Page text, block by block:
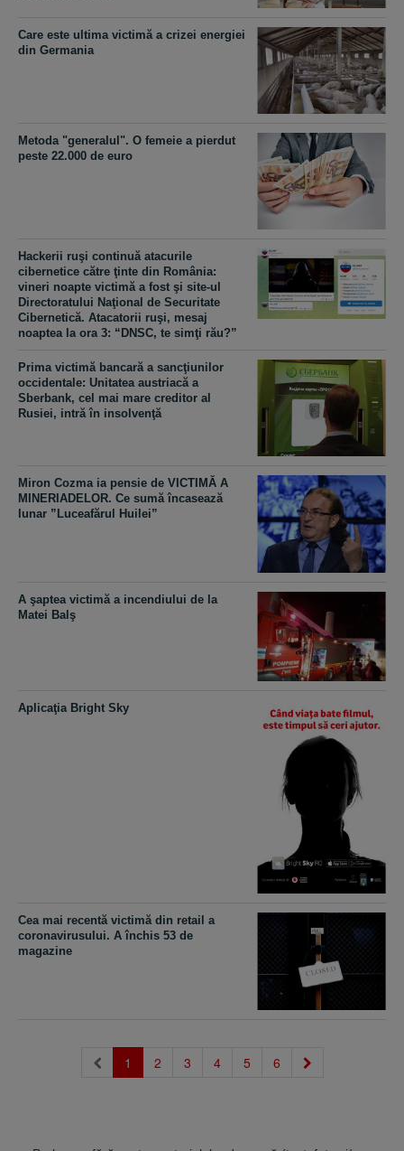
Care este ultima victimă a crizei energiei
din Germania
Metoda "generalul". O femeie a pierdut
peste 22.000 de euro
Hackerii ruşi continuă atacurile
cibernetice către ţinte din România:
vineri noapte victimă a fost şi site-ul
Directoratului Naţional de Securitate
Cibernetică. Atacatorii ruşi, mesaj
noaptea la ora 3: “DNSC, te simţi rău?”
Prima victimă bancară a sancţiunilor
occidentale: Unitatea austriacă a
Sberbank, cel mai mare creditor al
Rusiei, intră în insolvenţă
Miron Cozma ia pensie de VICTIMĂ A
MINERIADELOR. Ce sumă încasează
lunar ”Luceafărul Huilei”
A şaptea victimă a incendiului de la
Matei Balş
Aplicaţia Bright Sky
Cea mai recentă victimă din retail a
coronavirusului. A închis 53 de
magazine
1 (current)
2 3 4 5 6